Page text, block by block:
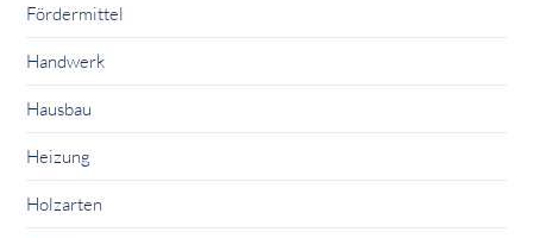
Fördermittel
Handwerk
Hausbau
Heizung
Holzarten